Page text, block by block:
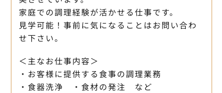
家庭での調理経験が活かせる仕事です。
見学可能！事前に気になることはお問い合わ
せ下さい。
＜主なお仕事内容＞
・お客様に提供する食事の調理業務
・食器洗浄 ・食材の発注 など